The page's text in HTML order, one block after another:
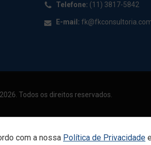
com a nossa Política de Privacidade
Telefone: (11) 3817-5842
E-mail:
Todos os direitos reservados.